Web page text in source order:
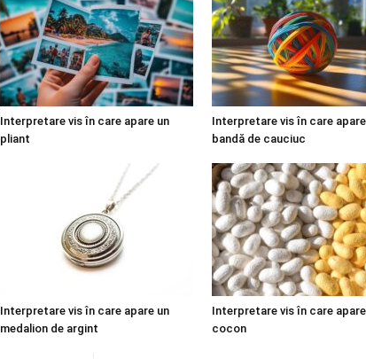
Interpretare vis în care apare un
pliant
Interpretare vis în care
bandă de cauciuc
Interpretare vis în care apare un
medalion de argint
Interpretare vis în care
cocon